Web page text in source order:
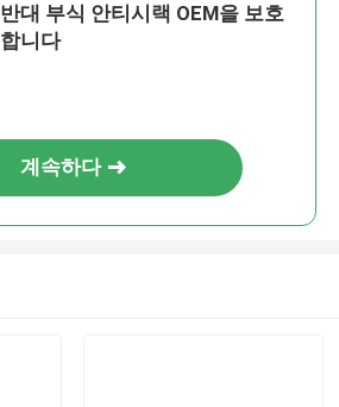
반대 부식 안티시랙 OEM을 보호
합니다
계속하다